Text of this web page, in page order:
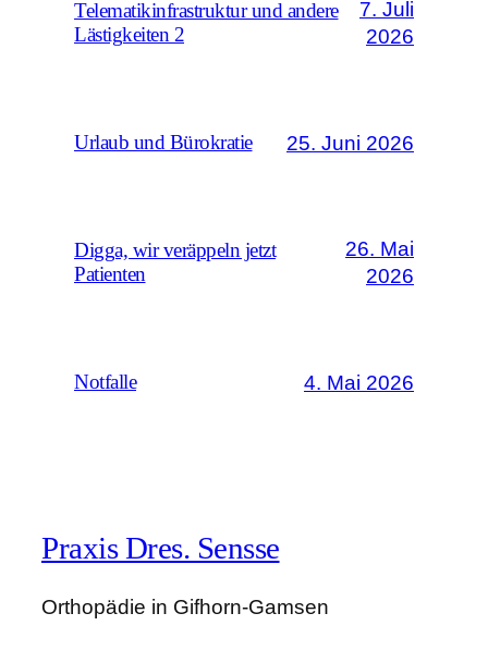
Telematikinfrastruktur und andere
Lästigkeiten 2
7. Juli
2026
Urlaub und Bürokratie 25. Juni 2026
Digga, wir veräppeln jetzt
Patienten
26. Mai
2026
Notfalle 4. Mai 2026
Praxis Dres. Sensse
Orthopädie in Gifhorn-Gamsen